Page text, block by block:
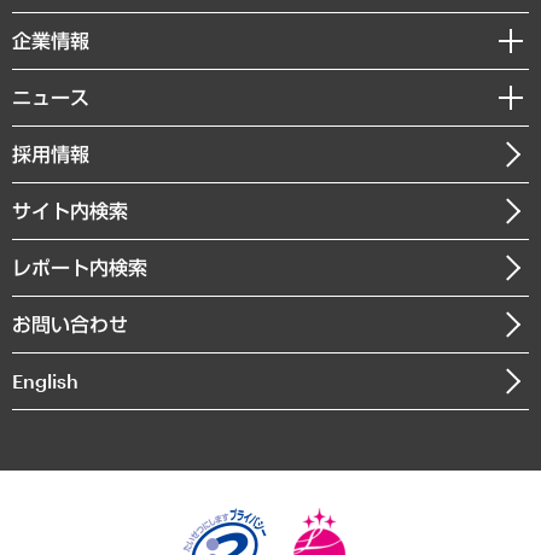
共生・ダイバーシティ
GRC（ガバナンス・リスク・コンプライアンス）・防災（政策）
経済・産業・雇用・労働
まちづくり・観光・交通・スポーツ・スマートシティ
自然資源・農林水産業・食料システム
レポート
コラム
経営用語集
受託・受注実績（官公庁関連）
メディア掲載・出演
セミナー・イベント情報
MUFGビジネスセミナー
受託案件情報
企業情報
私たちの想い
社長メッセージ
会社概要
沿革
組織図・本部部室紹介
インドネシア現地法人
個人情報保護方針
ニュース
ニュースリリース
お知らせ
採用情報
サイト内検索
レポート内検索
お問い合わせ
English